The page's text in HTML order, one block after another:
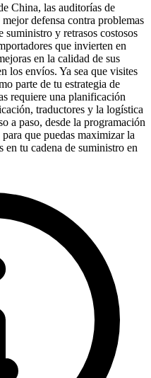
China, las auditorías de
defensa contra problemas
suministro y retrasos costosos
que invierten en
en la calidad de sus
los envíos. Ya sea que visites
parte de tu estrategia de
requiere una planificación
traductores y la logística
a paso, desde la programación
que puedas maximizar la
tu cadena de suministro en